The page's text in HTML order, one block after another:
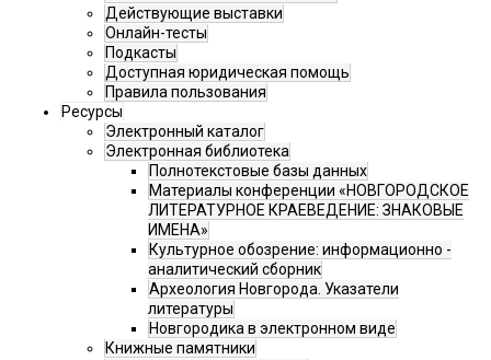
Действующие выставки
Онлайн-тесты
Подкасты
Доступная юридическая помощь
Правила пользования
Ресурсы
Электронный каталог
Электронная библиотека
Полнотекстовые базы данных
Материалы конференции «НОВГОРОДСКОЕ
ЛИТЕРАТУРНОЕ КРАЕВЕДЕНИЕ: ЗНАКОВЫЕ
ИМЕНА»
Культурное обозрение: информационно -
аналитический сборник
Археология Новгорода. Указатели
литературы
Новгородика в электронном виде
Книжные памятники